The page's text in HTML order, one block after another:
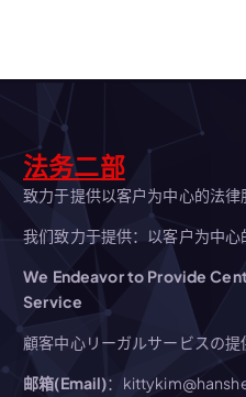
法务二部
致力于提供以客户为中心的法律
我们致力于提供：以客户为中心
We Endeavor to Provide
Service
顧客中心リーガルサービスの
邮箱(Email)：